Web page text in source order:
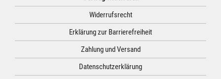
Widerrufsrecht
Erklärung zur Barrierefreiheit
Zahlung und Versand
Datenschutzerklärung